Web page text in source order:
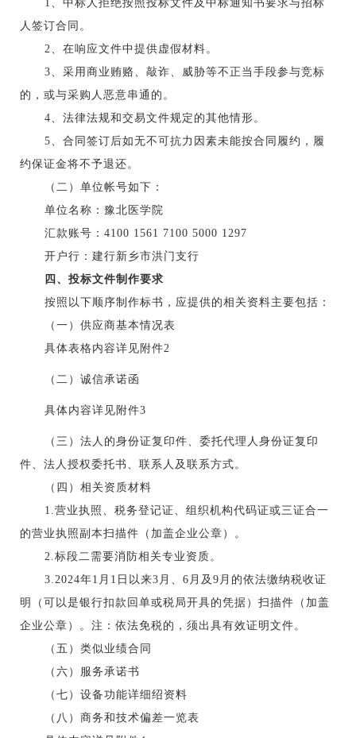
1、中标人拒绝按照投标文件及中标通知书要求与招标
人签订合同。
2、在响应文件中提供虚假材料。
3、采用商业贿赂、敲诈、威胁等不正当手段参与竞标
的，或与采购人恶意串通的。
4、法律法规和交易文件规定的其他情形。
5、合同签订后如无不可抗力因素未能按合同履约，履
约保证金将不予退还。
（二）单位帐号如下：
单位名称：豫北医学院
汇款账号： 4100 1561 7100 5000 1297
开户行：建行新乡市洪门支行
四、投标文件制作要求
按照以下顺序制作标书，应提供的相关资料主要包括：
（一）供应商基本情况表
具体表格内容详见附件2
（二）诚信承诺函
具体内容详见附件3
（三）法人的身份证复印件、委托代理人身份证复印
件、法人授权委托书、联系人及联系方式。
（四）相关资质材料
1.营业执照、税务登记证、组织机构代码证或三证合一
的营业执照副本扫描件（加盖企业公章）。
2.标段二需要消防相关专业资质。
3.2024年1月1日以来3月、6月及9月的依法缴纳税收证
明（可以是银行扣款回单或税局开具的凭据）扫描件（加盖
企业公章）。注：依法免税的，须出具有效证明文件。
（五）类似业绩合同
（六）服务承诺书
（七）设备功能详细绍资料
（八）商务和技术偏差一览表